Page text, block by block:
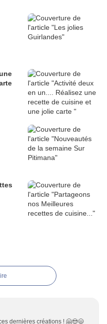
dernières créations ! 🤗😍😄